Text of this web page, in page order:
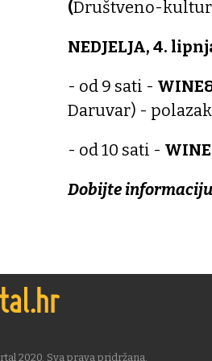
(Društveno-
NEDJELJA, 4.
- od 9 sati -
Daruvar) -
- od 10 sati -
Dobijte
2020. Sva prava pridržana.